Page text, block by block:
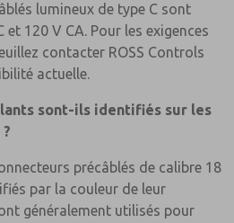
lumineux de type C sont
120 V CA. Pour les exigences
contacter ROSS Controls
actuelle.
sont-ils identifiés sur les
précâblés de calibre 18
par la couleur de leur
généralement utilisés pour